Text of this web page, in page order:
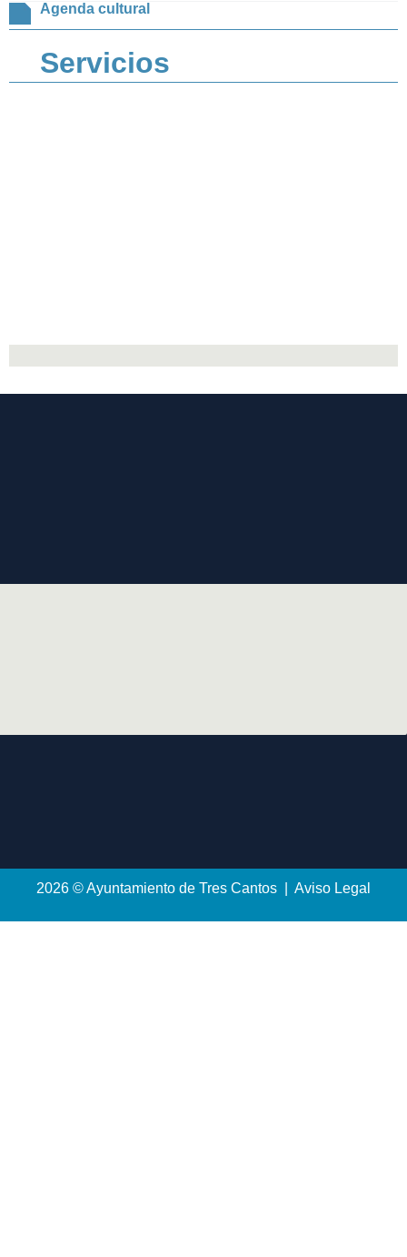
Agenda cultural
Servicios
2026 © Ayuntamiento de Tres Cantos | Aviso Legal